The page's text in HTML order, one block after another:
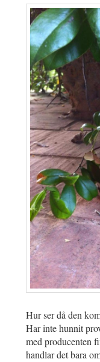
Hur ser då den
Har inte hunnit
med producenten
handlar det bara